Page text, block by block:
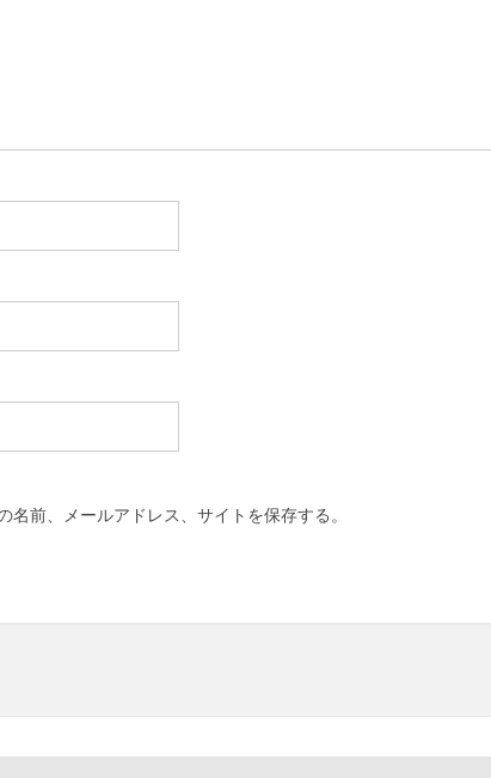
前、メールアドレス、サイトを保存する。